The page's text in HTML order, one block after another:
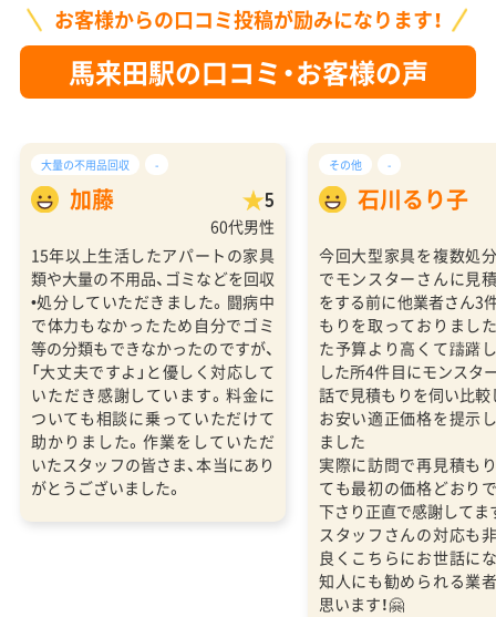
お客様からの口コミ投稿が励みになります！
馬来田駅の口コミ・お客様の声
大量の不用品回収 -
加藤 5
60代男性
15年以上生活したアパートの家具
類や大量の不用品、ゴミなどを回収
•処分していただきました。闘病中
で体力もなかったため自分でゴミ
等の分類もできなかったのですが、
「大丈夫ですよ」と優しく対応して
いただき感謝しています。料金に
ついても相談に乗っていただけて
助かりました。作業をしていただ
いたスタッフの皆さま、本当にあり
がとうございました。
その他 -
石川るり子
今回大型家具を複数処
でモンスターさんに見
をする前に他業者さん3
もりを取っておりまし
た予算より高くて躊躇
した所4件目にモンスタ
話で見積もりを伺い比
お安い適正価格を提示
ました
実際に訪問で再見積も
ても最初の価格どおり
下さり正直で感謝してま
スタッフさんの対応も
良くこちらにお世話に
知人にも勧められる業
思います！🤗